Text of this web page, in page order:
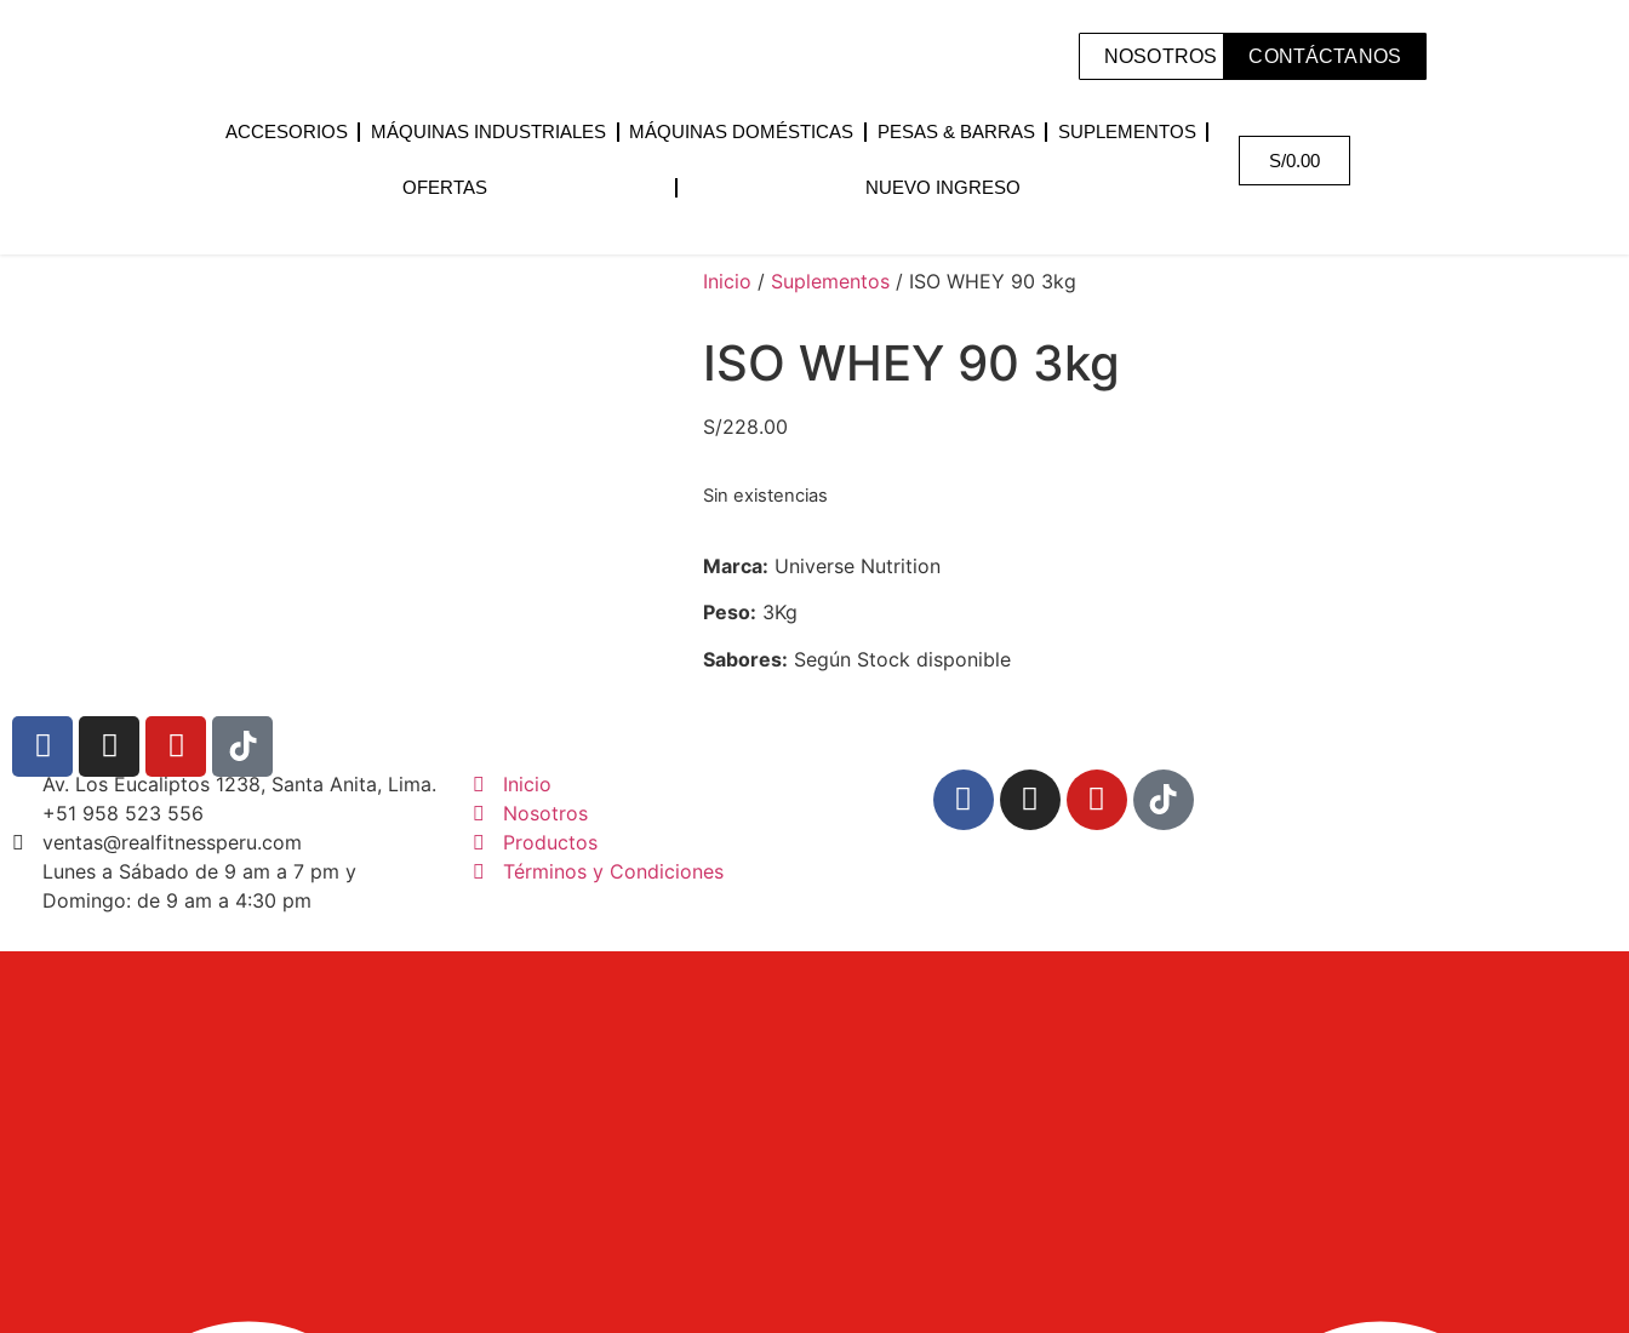
NOSOTROS CONTÁCTANOS
ACCESORIOS MÁQUINAS INDUSTRIALES MÁQUINAS DOMÉSTICAS PESAS & BARRAS SUPLEMENTOS
OFERTAS NUEVO INGRESO
S/0.00
Inicio / Suplementos / ISO WHEY 90 3kg
ISO WHEY 90 3kg
S/228.00
Sin existencias
Marca: Universe Nutrition
Peso: 3Kg
Sabores: Según Stock disponible
Av. Los Eucaliptos 1238, Santa Anita, Lima.
+51 958 523 556
ventas@realfitnessperu.com
Lunes a Sábado de 9 am a 7 pm y
Domingo: de 9 am a 4:30 pm
Inicio
Nosotros
Productos
Términos y Condiciones